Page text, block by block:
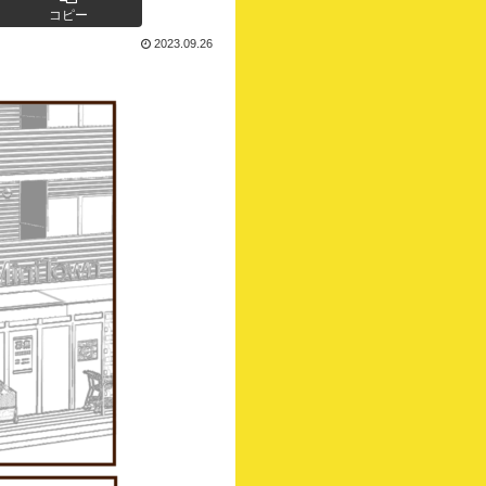
コピー
2023.09.26